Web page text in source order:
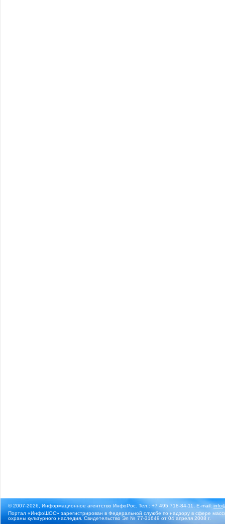
© 2007-2026, Информационное агентство ИнфоРос. Тел.: +7 495 718-84-11, E-mail:
Портал «ИнфоШОС» зарегистрирован в Федеральной службе по надзору в сфере
охраны культурного наследия. Свидетельство Эл № 77-31649 от 04 апреля 2008 г.